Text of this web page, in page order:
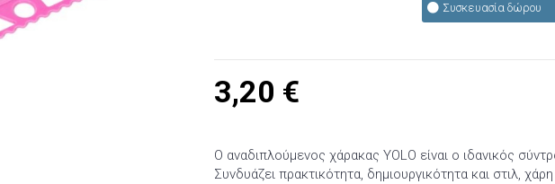
Συσκευασία δώρου
3,20 €
Ο αναδιπλούμενος χάρακας YOLO είναι ο ιδανικός
Συνδυάζει πρακτικότητα, δημιουργικότητα και στιλ,